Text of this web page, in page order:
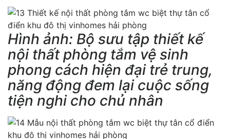
Hình ảnh: Bộ sưu tập thiết kế
nội thất phòng tắm vệ sinh
phong cách hiện đại trẻ trung,
năng động đem lại cuộc sống
tiện nghi cho chủ nhân